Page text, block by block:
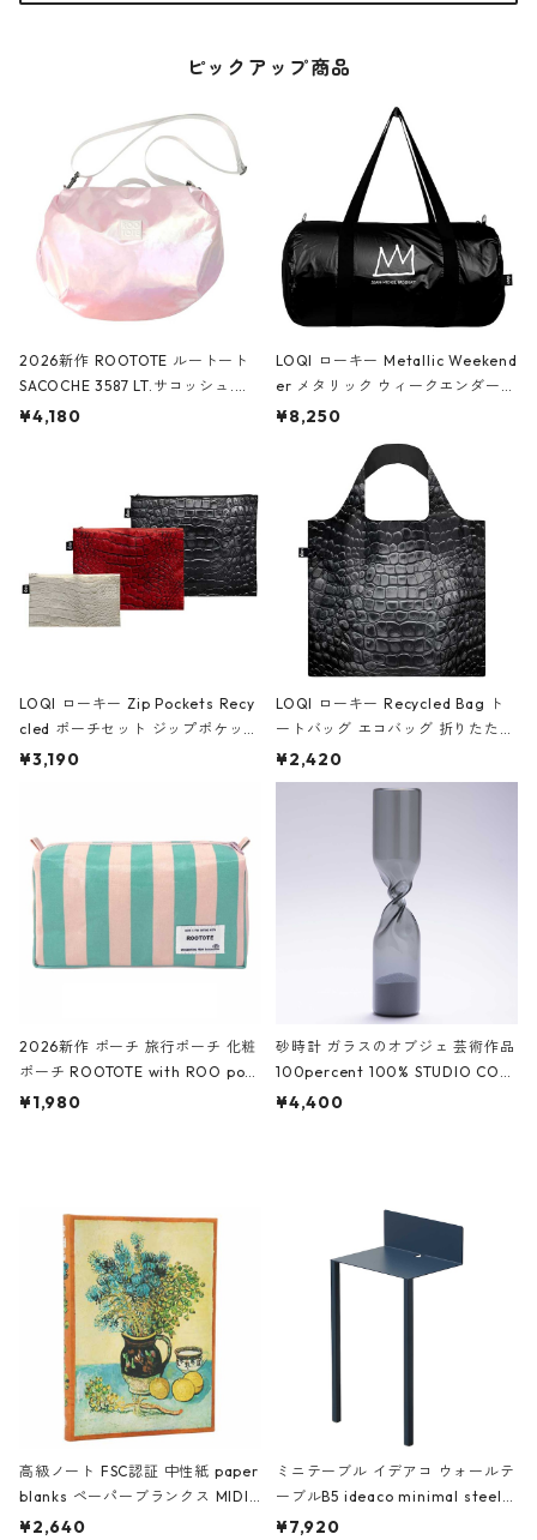
ピックアップ商品
2026新作 ROOTOTE ルートート
SACOCHE 3587 LT.サコッシュ.ル
ミエ-B ショルダーバッグ グロスピ
¥4,180
LOQI ローキー Metallic Weekend
er メタリック ウィークエンダー
ボストンバッグ ショルダーバッグ
Black ジャン=ミッシェル・バスキ
ア/クラウン ブラック
¥8,250
LOQI ローキー Zip Pockets Recy
cled ポーチセット ジップポケット
ファスナーポーチ 撥水加工 トラベ
ーガンディー、オフホワイト
¥3,190
LOQI ローキー Recycled Bag ト
ートバッグ エコバッグ 折りたたみ
大きめ 撥水加工 収納ポーチ CRO
CODILE/Black クロコダイル/ブラ
¥2,420
2026新作 ポーチ 旅行ポーチ 化粧
ポーチ ROOTOTE with ROO pou
ch 3532 ルートート WR.ポーチ.ラ
¥1,980
砂時計 ガラスのオブジェ 芸術作品
100percent 100% STUDIO COH
AKU Timeless 100パーセント ス
¥4,400
高級ノート FSC認証 中性紙 paper
blanks ペーパーブランクス MIDI
ハードカバー 罫線 ヴァン・ゴッホ
¥2,640
ミニテーブル イデアコ ウォールテ
ーブルB5 ideaco minimal steel f
urniture WALL Table B5 ネイビー
¥7,920